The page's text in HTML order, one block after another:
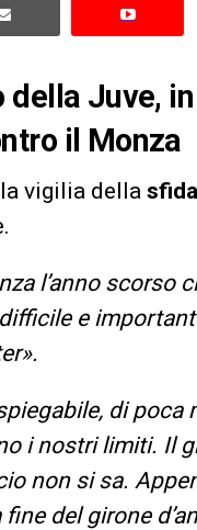
Juve, in
il Monza
vigilia della
l’anno scorso
e
di poca
i nostri limiti. Il
non si sa.
del girone